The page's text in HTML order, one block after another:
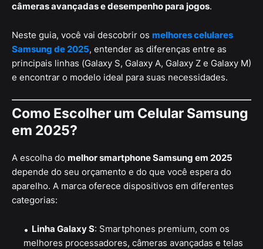
câmeras avançadas e desempenho para jogos.
Neste guia, você vai descobrir os melhores celulares
Samsung de 2025, entender as diferenças entre as
principais linhas (Galaxy S, Galaxy A, Galaxy Z e Galaxy M)
e encontrar o modelo ideal para suas necessidades.
Como Escolher um Celular Samsung
em 2025?
A escolha do melhor smartphone Samsung em 2025
depende do seu orçamento e do que você espera do
aparelho. A marca oferece dispositivos em diferentes
categorias:
Linha Galaxy S: Smartphones premium, com os
melhores processadores, câmeras avançadas e telas